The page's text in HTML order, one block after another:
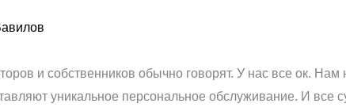
и собственников обычно говорят. У нас все ок.
уникальное персональное обслуживание. И все